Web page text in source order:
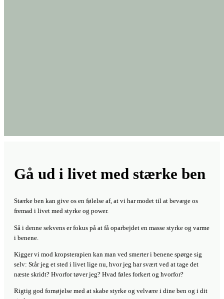
Gå ud i livet med stærke ben
Stærke ben kan give os en følelse af, at vi har modet til at bevæge os
fremad i livet med styrke og power.
Så i denne sekvens er fokus på at få oparbejdet en masse styrke og varme
i benene.
Kigger vi mod kropsterapien kan man ved smerter i benene spørge sig
selv: Står jeg et sted i livet lige nu, hvor jeg har svært ved at tage det
næste skridt? Hvorfor tøver jeg? Hvad føles forkert og hvorfor?
Rigtig god fornøjelse med at skabe styrke og velvære i dine ben og i dit